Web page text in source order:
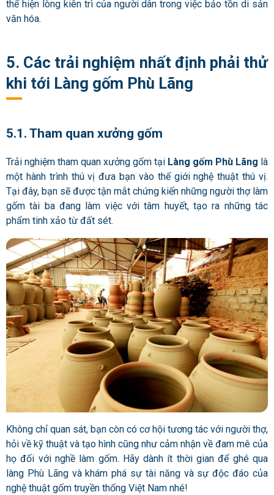
thể hiện lòng kiên trì của người dân trong việc bảo tồn di sản
văn hóa.
5. Các trải nghiệm nhất định phải thử
khi tới Làng gốm Phù Lãng
5.1. Tham quan xưởng gốm
Trải nghiệm tham quan xưởng gốm tại Làng gốm Phù Lãng là
một hành trình thú vị đưa bạn vào thế giới nghệ thuật thú vị.
Tại đây, bạn sẽ được tận mắt chứng kiến những người thợ làm
gốm tài ba đang làm việc với tâm huyết, tạo ra những tác
phẩm tinh xảo từ đất sét.
Không chỉ quan sát, bạn còn có cơ hội tương tác với người thợ,
hỏi về kỹ thuật và tạo hình cũng như cảm nhận về đam mê của
họ đối với nghề làm gốm. Hãy dành ít thời gian để ghé qua
làng Phù Lãng và khám phá sự tài năng và sự độc đáo của
nghệ thuật gốm truyền thống Việt Nam nhé!